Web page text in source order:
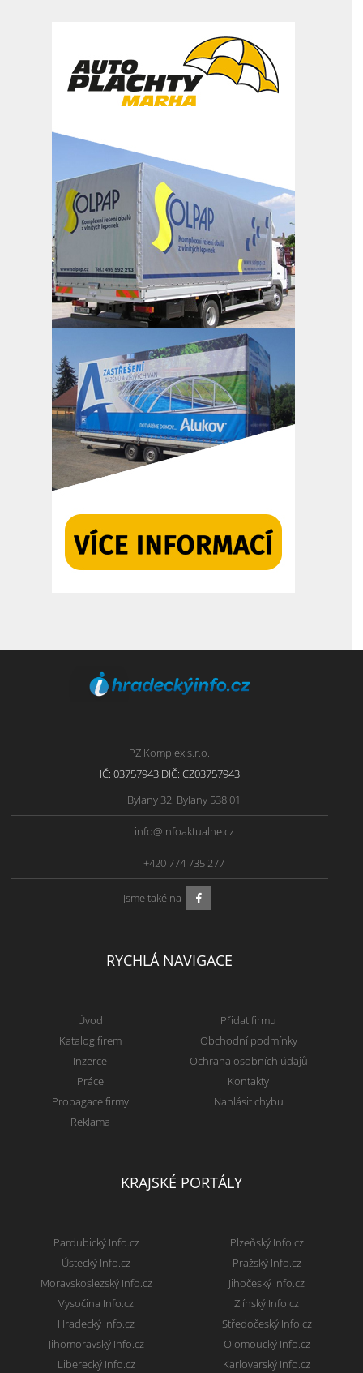
PZ Komplex s.r.o.
IČ: 03757943 DIČ: CZ03757943
Bylany 32, Bylany 538 01
info@infoaktualne.cz
+420 774 735 277
Jsme také na
RYCHLÁ NAVIGACE
Úvod
Katalog firem
Inzerce
Práce
Propagace firmy
Reklama
Přidat firmu
Obchodní podmínky
Ochrana osobních údajů
Kontakty
Nahlásit chybu
KRAJSKÉ PORTÁLY
Pardubický Info.cz
Ústecký Info.cz
Moravskoslezský Info.cz
Vysočina Info.cz
Hradecký Info.cz
Jihomoravský Info.cz
Liberecký Info.cz
Plzeňský Info.cz
Pražský Info.cz
Jihočeský Info.cz
Zlínský Info.cz
Středočeský Info.cz
Olomoucký Info.cz
Karlovarský Info.cz